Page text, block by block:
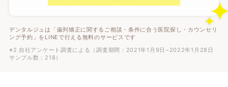
デンタルジュは「歯列矯正に関するご相談・条件に合う医院探し・カウンセリ
ング予約」をLINEで行える無料のサービスです
※2 自社アンケート調査による（調査期間：2021年1月9日~2022年1月28日
サンプル数：218）